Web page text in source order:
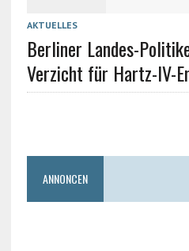
AKTUELLES
Berliner Landes-
Verzicht für Hartz-IV-
ANNONCEN